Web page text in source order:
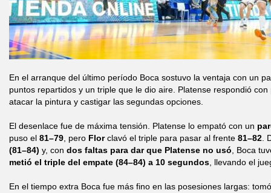
En el arranque del último período Boca sostuvo la ventaja con un
puntos repartidos y un triple que le dio aire. Platense respondió
atacar la pintura y castigar las segundas opciones.
El desenlace fue de máxima tensión. Platense lo empató con un
puso el 81–79 , pero Florclavó el triple para pasar al frente 81–82 .
(81–84) y, con dos faltas para dar que Platense no usó , Boca
metió el triple del empate (84–84) a 10 segundos , llevando el
En el tiempo extra Boca fue más fino en las posesiones largas: